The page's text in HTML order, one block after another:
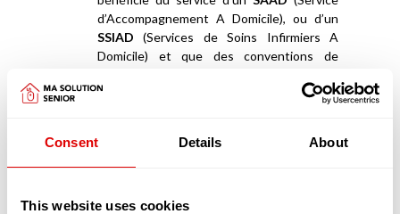
Consent Details About
This website uses cookies
d’Accompagnement A Domicile), ou d’un
SSIAD (Services de Soins Infirmiers A
Domicile) et que des conventions de
EHPAD
coliving
La deuxième catégorie de résidences séniors
maisonnées en coliving